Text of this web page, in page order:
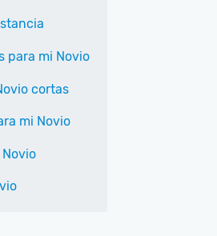
para mi Novio
cortas
mi Novio